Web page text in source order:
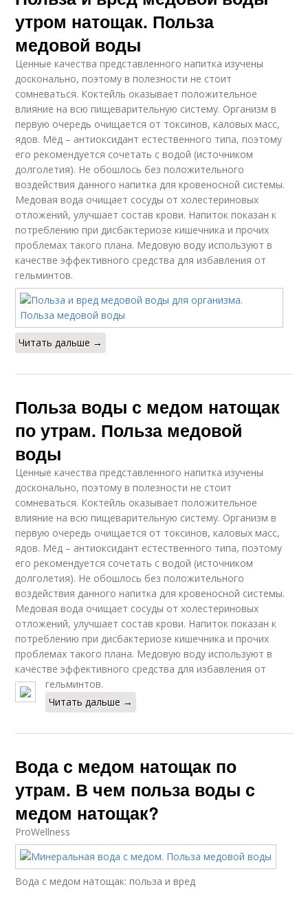
утром натощак. Польза
медовой воды
Ценные качества представленного напитка изучены
досконально, поэтому в полезности не стоит
сомневаться. Коктейль оказывает положительное
влияние на всю пищеварительную систему. Организм в
первую очередь очищается от токсинов, каловых масс,
ядов. Мёд – антиоксидант естественного типа, поэтому
его рекомендуется сочетать с водой (источником
долголетия). Не обошлось без положительного
воздействия данного напитка для кровеносной системы.
Медовая вода очищает сосуды от холестериновых
отложений, улучшает состав крови. Напиток показан к
потреблению при дисбактериозе кишечника и прочих
проблемах такого плана. Медовую воду используют в
качестве эффективного средства для избавления от
гельминтов.
Читать дальше →
Польза воды с медом натощак
по утрам. Польза медовой
воды
Ценные качества представленного напитка изучены
досконально, поэтому в полезности не стоит
сомневаться. Коктейль оказывает положительное
влияние на всю пищеварительную систему. Организм в
первую очередь очищается от токсинов, каловых масс,
ядов. Мёд – антиоксидант естественного типа, поэтому
его рекомендуется сочетать с водой (источником
долголетия). Не обошлось без положительного
воздействия данного напитка для кровеносной системы.
Медовая вода очищает сосуды от холестериновых
отложений, улучшает состав крови. Напиток показан к
потреблению при дисбактериозе кишечника и прочих
проблемах такого плана. Медовую воду используют в
качестве эффективного средства для избавления от
гельминтов.
Читать дальше →
Вода с медом натощак по
утрам. В чем польза воды с
медом натощак?
ProWellness
Вода с медом натощак: польза и вред